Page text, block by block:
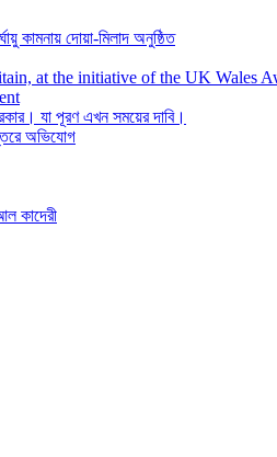
কামনায় দোয়া-মিলাদ অনুষ্ঠিত
at the initiative of the UK Wales
যা পূরণ এখন সময়ের দাবি।
অভিযোগ
কাদেরী